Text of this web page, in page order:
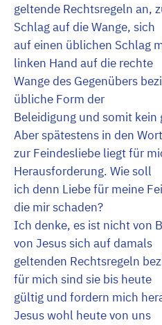
geltende Rechtsregeln an,
Schlag auf die Wange, sich
auf einen üblichen Schlag
linken Hand auf die rechte
Wange des Gegenübers
übliche Form der
Beleidigung und somit
Aber spätestens in den
zur Feindesliebe liegt für
Herausforderung. Wie soll
ich denn Liebe für meine
die mir schaden?
Ich denke, es ist nicht von
von Jesus sich auf damals
geltenden Rechtsregeln
für mich sind sie bis heute
gültig und fordern mich
Jesus wohl heute von uns